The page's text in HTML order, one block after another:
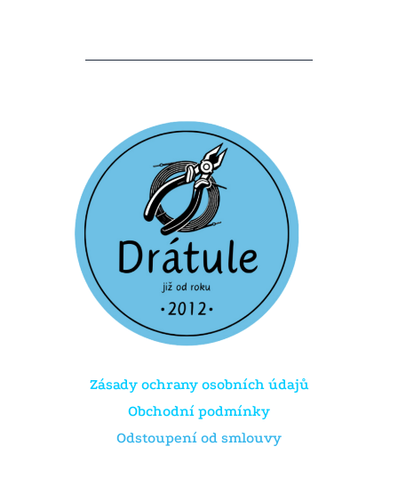
Zásady ochrany osobních údajů
Obchodní podmínky
Odstoupení od smlouvy